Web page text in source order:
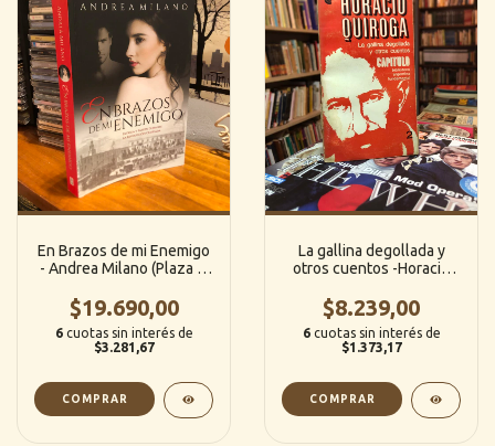
En Brazos de mi Enemigo
- Andrea Milano (Plaza &
$19.690,00
6 cuotas sin interés de
$3.281,67
La gallina degollada y
otros cuentos -Horacio
Argentina Fundamental)
$8.239,00
6 cuotas sin interés de
$1.373,17